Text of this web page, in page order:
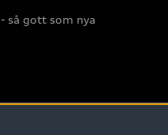
så gott som nya